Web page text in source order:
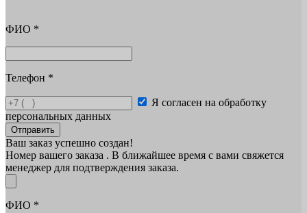
ФИО *
Телефон *
Я согласен на обработку
персональных данных
Отправить
Ваш заказ успешно создан!
Номер вашего заказа . В ближайшее время с вами свяжется
менеджер для подтверждения заказа.
ФИО *